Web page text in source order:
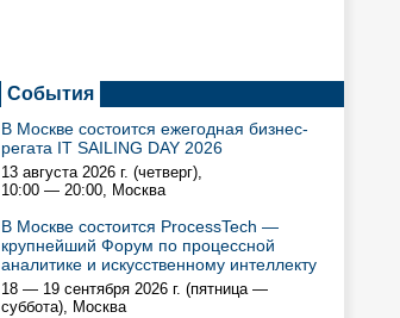
События
В Москве состоится ежегодная бизнес-
регата IT SAILING DAY 2026
13 августа 2026 г. (четверг),
10:00 — 20:00, Москва
В Москве состоится ProcessTech —
крупнейший Форум по процессной
аналитике и искусственному интеллекту
18 — 19 сентября 2026 г. (пятница —
суббота), Москва